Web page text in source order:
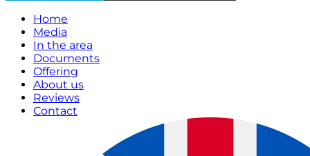
Home
Media
In the area
Documents
Offering
About us
Reviews
Contact